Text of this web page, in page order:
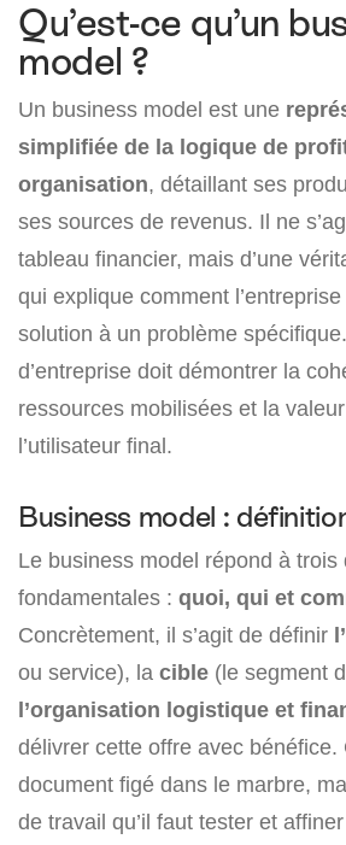
Qu’est-ce qu’un
model ?
Un business model est une
simplifiée de la logique de
organisation, détaillant ses
ses sources de revenus. Il ne
tableau financier, mais d’une
qui explique comment
solution à un problème
d’entreprise doit démontrer la
ressources mobilisées et la
l’utilisateur final.
Business model :
Le business model répond à trois
fondamentales : quoi, qui et
Concrètement, il s’agit de définir
ou service), la cible (le segment
l’organisation logistique et
délivrer cette offre avec bénéfice.
document figé dans le marbre,
de travail qu’il faut tester et